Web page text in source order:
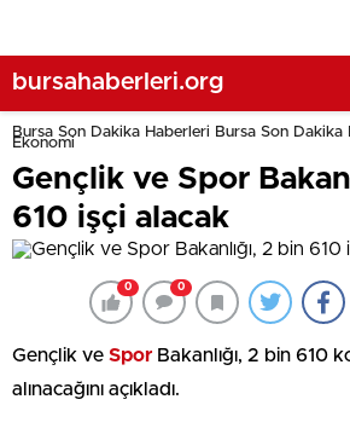
bursahaberleri.org
Bursa Son Dakika Haberleri Bursa Son Dakika
Ekonomi
Gençlik ve Spor
610 işçi alacak
0 0
Gençlik ve Spor Bakanlığı, 2 bin 610
alınacağını açıkladı.